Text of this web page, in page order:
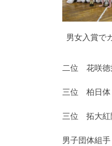
男女入賞で
二位 花咲徳
三位 柏日体
三位 拓大紅
男子団体組手